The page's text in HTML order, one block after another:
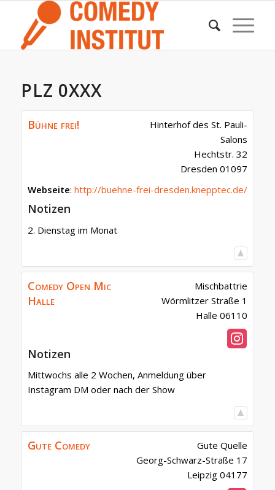
PLZ 0XXX
Bühne frei!
Hinterhof des St. Pauli-
Salons
Hechtstr. 32
Dresden 01097
Webseite: http://buehne-frei-dresden.knepptec.de/
Notizen
2. Dienstag im Monat
Comedy Open Mic
Halle
Mischbattrie
Wörmlitzer Straße 1
Halle 06110
Notizen
Mittwochs alle 2 Wochen, Anmeldung über
Instagram DM oder nach der Show
Gute Comedy
Gute Quelle
Georg-Schwarz-Straße 17
Leipzig 04177